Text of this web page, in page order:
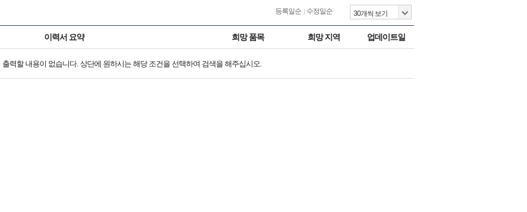
등록일순 수정일순
이력서 요약 희망 품목 희망 지역 업데이트일
출력할 내용이 없습니다. 상단에 원하시는 해당 조건을 선택하여 검색을 해주십시오.